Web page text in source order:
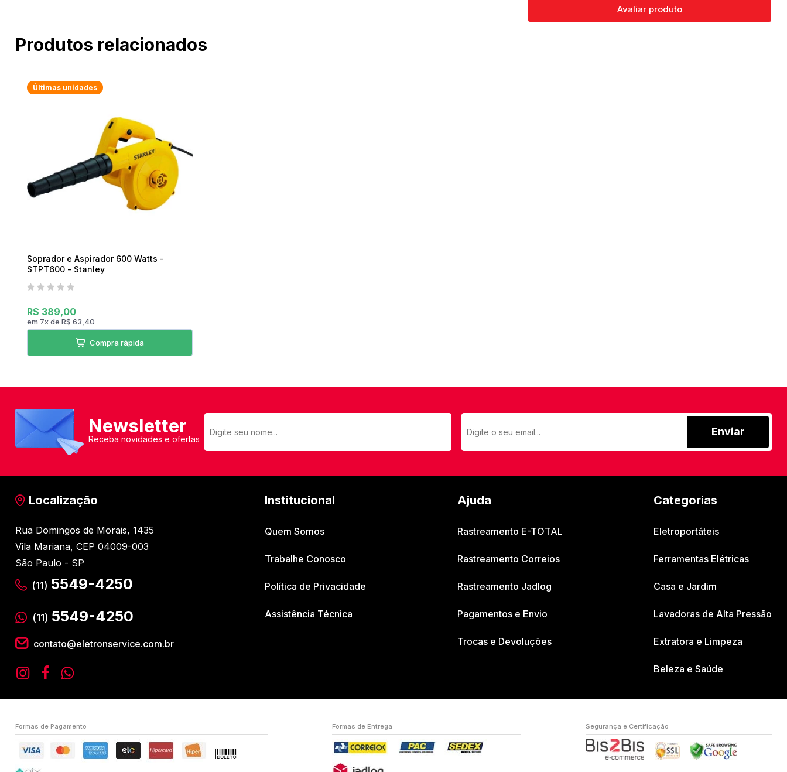
Avaliar produto
Produtos relacionados
Últimas unidades
Soprador e Aspirador 600 Watts -
STPT600 - Stanley
R$ 389,00
em 7xde R$ 63,40
Compra rápida
Newsletter
Receba novidades e ofertas
Enviar
Localização
Rua Domingos de Morais, 1435
Vila Mariana, CEP 04009-003
São Paulo - SP
(11) 5549-4250
(11) 5549-4250
contato@eletronservice.com.br
Institucional
Quem Somos
Trabalhe Conosco
Política de Privacidade
Assistência Técnica
Ajuda
Rastreamento E-TOTAL
Rastreamento Correios
Rastreamento Jadlog
Pagamentos e Envio
Trocas e Devoluções
Categorias
Eletroportáteis
Ferramentas Elétricas
Casa e Jardim
Lavadoras de Alta Pressão
Extratora e Limpeza
Beleza e Saúde
Formas de Pagamento Formas de Entrega Segurança e Certificação